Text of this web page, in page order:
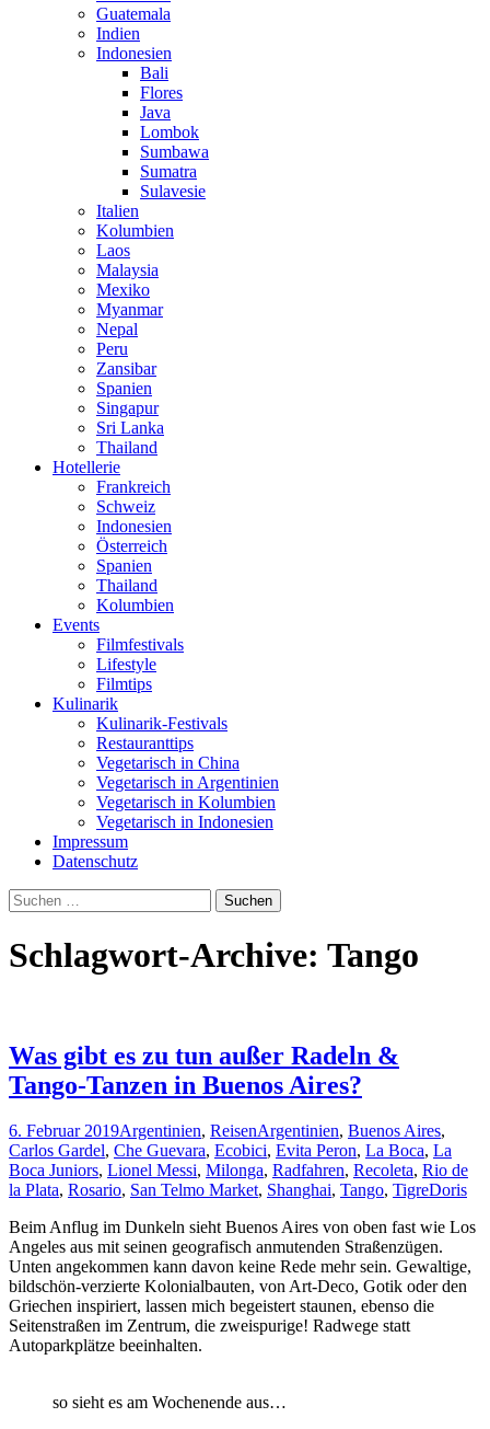
Guatemala
Indien
Indonesien
Bali
Flores
Java
Lombok
Sumbawa
Sumatra
Sulavesie
Italien
Kolumbien
Laos
Malaysia
Mexiko
Myanmar
Nepal
Peru
Zansibar
Spanien
Singapur
Sri Lanka
Thailand
Hotellerie
Frankreich
Schweiz
Indonesien
Österreich
Spanien
Thailand
Kolumbien
Events
Filmfestivals
Lifestyle
Filmtips
Kulinarik
Kulinarik-Festivals
Restauranttips
Vegetarisch in China
Vegetarisch in Argentinien
Vegetarisch in Kolumbien
Vegetarisch in Indonesien
Impressum
Datenschutz
Suchen
nach:
Schlagwort-Archive: Tango
Was gibt es zu tun außer Radeln &
Tango-Tanzen in Buenos Aires?
6. Februar 2019Argentinien, ReisenArgentinien, Buenos Aires,
Carlos Gardel, Che Guevara, Ecobici, Evita Peron, La Boca, La
Boca Juniors, Lionel Messi, Milonga, Radfahren, Recoleta, Rio de
la Plata, Rosario, San Telmo Market, Shanghai, Tango, TigreDoris
Beim Anflug im Dunkeln sieht Buenos Aires von oben fast wie Los
Angeles aus mit seinen geografisch anmutenden Straßenzügen.
Unten angekommen kann davon keine Rede mehr sein. Gewaltige,
bildschön-verzierte Kolonialbauten, von Art-Deco, Gotik oder den
Griechen inspiriert, lassen mich begeistert staunen, ebenso die
Seitenstraßen im Zentrum, die zweispurige! Radwege statt
Autoparkplätze beeinhalten.
so sieht es am Wochenende aus…